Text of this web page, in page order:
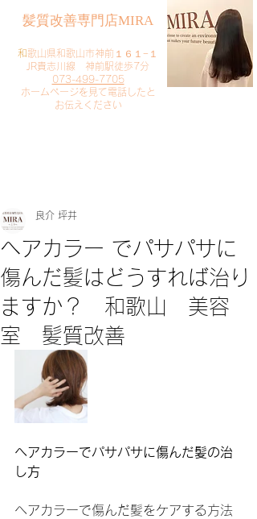
​髪質改善専門店MIRA
​和歌山県和歌山市神前１６１−１
JR貴志川線 神前駅徒歩7分
073-499-7705
​ホームページを見て電話したと
お伝えください
ヘアカラー でパサパサに
傷んだ髪はどうすれば治り
ますか？ 和歌山 美容
室 髪質改善
良介 坪井
ヘアカラーでパサパサに傷んだ髪の治
し方
ヘアカラーで傷んだ髪をケアする方法